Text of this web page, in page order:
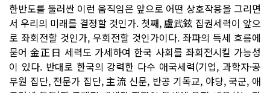
한반도를 둘러싼 이런 움직임은 앞으로 어떤 상호작용을 그리면
서 우리의 미래를 결정할 것인가. 첫째, 盧武鉉 집권세력이 앞으
로 좌회전할 것인가, 우회전할 것인가이다. 좌파의 득세 흐름에
묻어 金正日 세력도 가세하여 한국 사회를 좌회전시킬 가능성
이 있다. 반대로 한국의 강력한 다수 애국세력(기업, 과학자·공
무원 집단, 전문가 집단, 主流 신문, 반공 기독교, 야당, 국군, 애